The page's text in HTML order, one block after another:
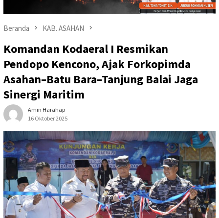
Beranda KAB. ASAHAN
Komandan Kodaeral I Resmikan
Pendopo Kencono, Ajak Forkopimda
Asahan–Batu Bara–Tanjung Balai Jaga
Sinergi Maritim
Amin Harahap
16 Oktober 2025